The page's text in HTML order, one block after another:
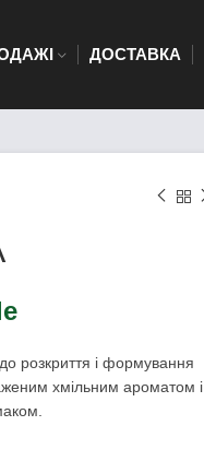
ДОСТАВКА
розкриття і формування
хмільним ароматом і